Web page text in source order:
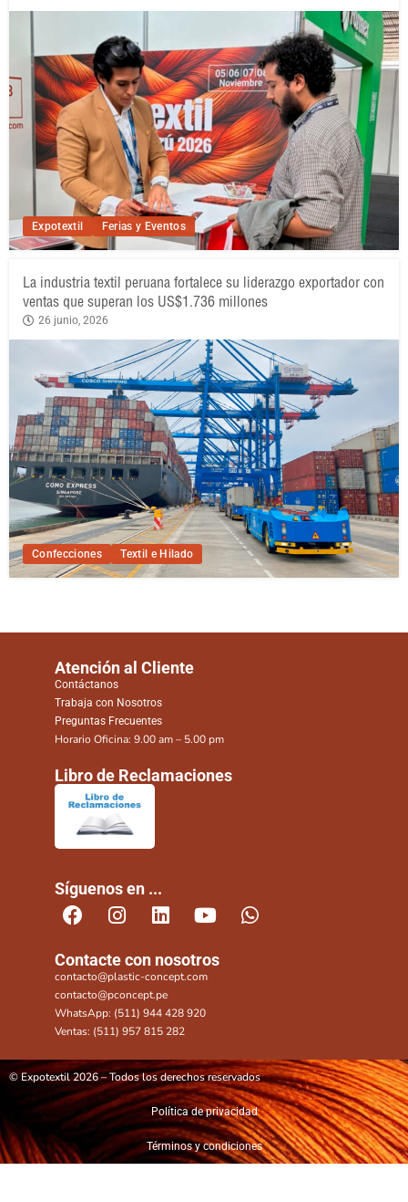
Expotextil Ferias y Eventos
Confecciones Textil e Hilado
La industria textil peruana fortalece su liderazgo exportador con
ventas que superan los US$1.736 millones
26 junio, 2026
Atención al Cliente
Contáctanos
Trabaja con Nosotros
Preguntas Frecuentes
Horario Oficina: 9.00 am – 5.00 pm
Libro de Reclamaciones
Síguenos en ...
Contacte con nosotros
contacto@plastic-concept.com
contacto@pconcept.pe
WhatsApp: (511) 944 428 920
Ventas: (511) 957 815 282
© Expotextil 2026 – Todos los derechos reservados
Política de privacidad
Términos y condiciones